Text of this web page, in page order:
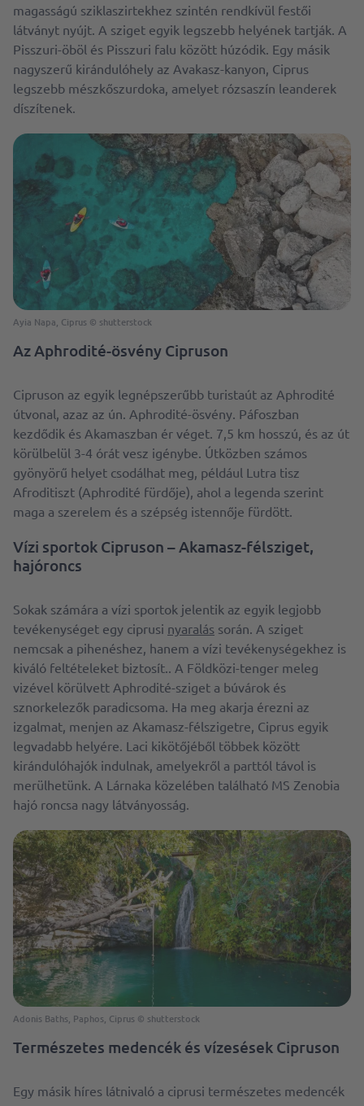
magasságú sziklaszirtekhez szintén rendkívül festői
látványt nyújt. A sziget egyik legszebb helyének tartják. A
Pisszuri-öböl és Pisszuri falu között húzódik. Egy másik
nagyszerű kirándulóhely az Avakasz-kanyon, Ciprus
legszebb mészkőszurdoka, amelyet rózsaszín leanderek
díszítenek.
Ayia Napa, Ciprus © shutterstock
Az Aphrodité-ösvény Cipruson
Cipruson az egyik legnépszerűbb turistaút az Aphrodité
útvonal, azaz az ún. Aphrodité-ösvény. Páfoszban
kezdődik és Akamaszban ér véget. 7,5 km hosszú, és az út
körülbelül 3-4 órát vesz igénybe. Útközben számos
gyönyörű helyet csodálhat meg, például Lutra tisz
Afroditiszt (Aphrodité fürdője), ahol a legenda szerint
maga a szerelem és a szépség istennője fürdött.
Vízi sportok Cipruson – Akamasz-félsziget,
hajóroncs
Sokak számára a vízi sportok jelentik az egyik legjobb
tevékenységet egy ciprusi nyaralás során. A sziget
nemcsak a pihenéshez, hanem a vízi tevékenységekhez is
kiváló feltételeket biztosít.. A Földközi-tenger meleg
vizével körülvett Aphrodité-sziget a búvárok és
sznorkelezők paradicsoma. Ha meg akarja érezni az
izgalmat, menjen az Akamasz-félszigetre, Ciprus egyik
legvadabb helyére. Laci kikötőjéből többek között
kirándulóhajók indulnak, amelyekről a parttól távol is
merülhetünk. A Lárnaka közelében található MS Zenobia
hajó roncsa nagy látványosság.
Adonis Baths, Paphos, Ciprus © shutterstock
Természetes medencék és vízesések Cipruson
Egy másik híres látnivaló a ciprusi természetes medencék